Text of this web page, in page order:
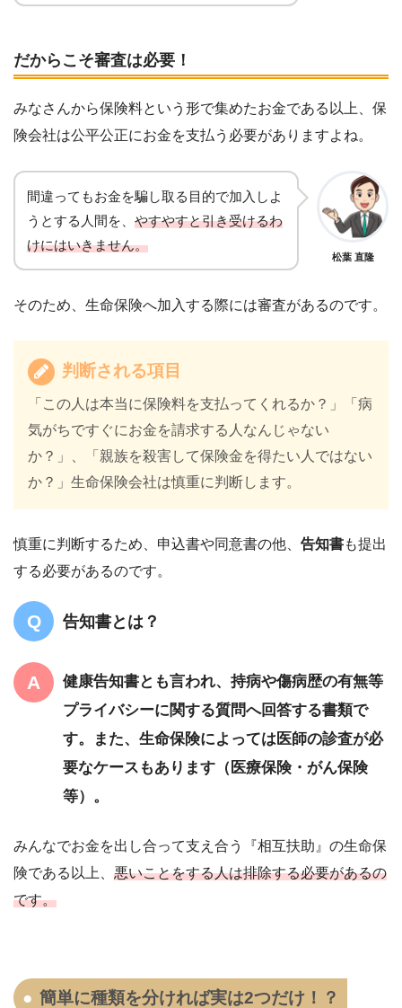
だからこそ審査は必要！
みなさんから保険料という形で集めたお金である以上、保
険会社は公平公正にお金を支払う必要がありますよね。
間違ってもお金を騙し取る目的で加入しよ
うとする人間を、 やすやすと引き受けるわ
けにはいきません。
松葉 直隆
そのため、生命保険へ加入する際には審査があるのです。
判断される項目
「この人は本当に保険料を支払ってくれるか？」「病
気がちですぐにお金を請求する人なんじゃない
か？」、「親族を殺害して保険金を得たい人ではない
か？」生命保険会社は慎重に判断します。
慎重に判断するため、申込書や同意書の他、 告知書も提出
する必要があるのです。
告知書とは？
健康告知書とも言われ、持病や傷病歴の有無等
プライバシーに関する質問へ回答する書類で
す。また、生命保険によっては医師の診査が必
要なケースもあります（医療保険・がん保険
等）。
みんなでお金を出し合って支え合う『相互扶助』の生命保
険である以上、 悪いことをする人は排除する必要があるの
です。
簡単に種類を分ければ実は2つだけ！？